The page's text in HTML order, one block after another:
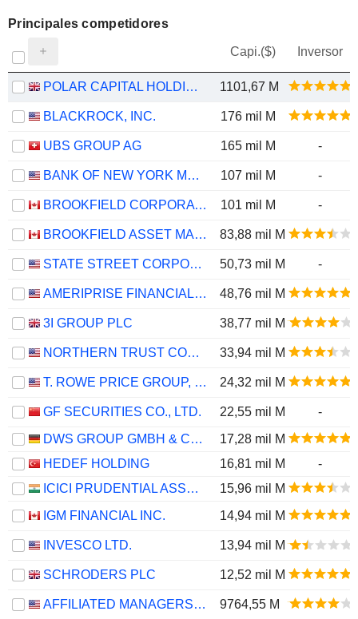
Principales competidores
Capi.($) Inversor
POLAR CAPITAL HOLDINGS PLC 1101,67 M
BLACKROCK, INC. 176 mil M
UBS GROUP AG 165 mil M -
BANK OF NEW YORK MELLON CORPORATION (THE) 107 mil M -
BROOKFIELD CORPORATION 101 mil M -
BROOKFIELD ASSET MANAGEMENT LTD. 83,88 mil M
STATE STREET CORPORATION 50,73 mil M -
AMERIPRISE FINANCIAL, INC. 48,76 mil M
3I GROUP PLC 38,77 mil M
NORTHERN TRUST CORPORATION 33,94 mil M
T. ROWE PRICE GROUP, INC. 24,32 mil M
GF SECURITIES CO., LTD. 22,55 mil M
-
DWS GROUP GMBH & CO. KGAA
17,28 mil M
HEDEF HOLDING
16,81 mil M
-
ICICI PRUDENTIAL ASSET MANAGEMENT COMPANY LIMITED
15,96 mil M
IGM FINANCIAL INC.
14,94 mil M
INVESCO LTD. 13,94 mil M
SCHRODERS PLC 12,52 mil M
AFFILIATED MANAGERS GROUP, INC. 9764,55 M